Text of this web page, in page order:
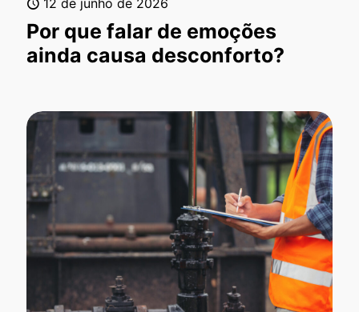
Por que falar de emoções
ainda causa desconforto?